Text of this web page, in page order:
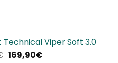
Technical Viper Soft 3.0
Il
169,90€Il